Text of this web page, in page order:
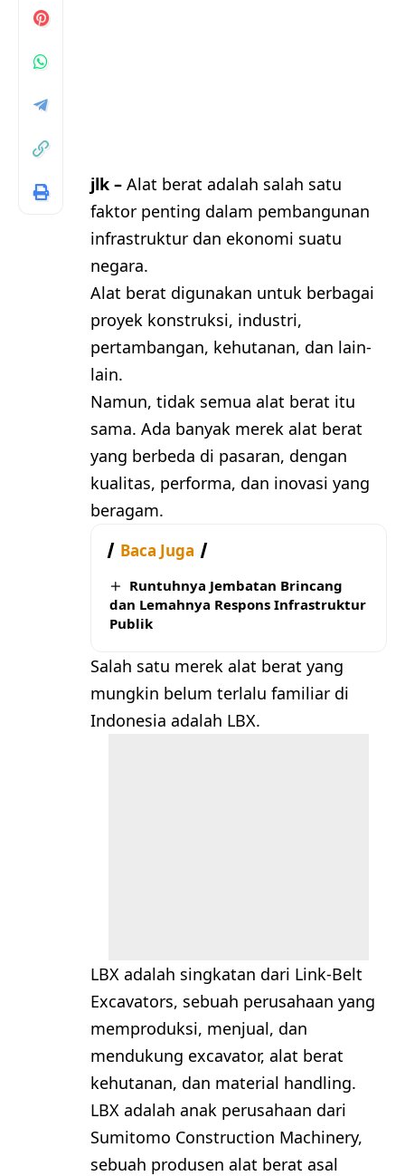
jlk – Alat berat adalah salah satu
faktor penting dalam pembangunan
infrastruktur dan ekonomi suatu
negara.
Alat berat digunakan untuk berbagai
proyek konstruksi, industri,
pertambangan, kehutanan, dan lain-
lain.
Namun, tidak semua alat berat itu
sama. Ada banyak merek alat berat
yang berbeda di pasaran, dengan
kualitas, performa, dan inovasi yang
beragam.
Baca Juga
Runtuhnya Jembatan Brincang
dan Lemahnya Respons Infrastruktur
Publik
Salah satu merek alat berat yang
mungkin belum terlalu familiar di
Indonesia adalah LBX.
LBX adalah singkatan dari Link-Belt
Excavators, sebuah perusahaan yang
memproduksi, menjual, dan
mendukung excavator, alat berat
kehutanan, dan material handling.
LBX adalah anak perusahaan dari
Sumitomo Construction Machinery,
sebuah produsen alat berat asal